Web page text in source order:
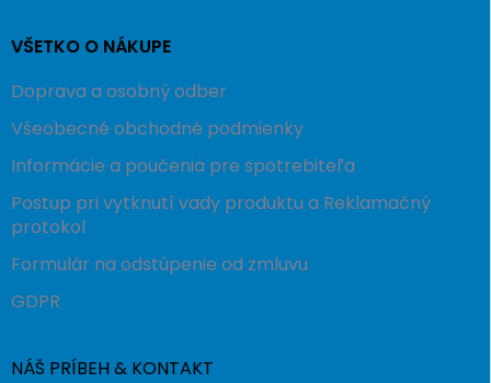
VŠETKO O NÁKUPE
Doprava a osobný odber
Všeobecné obchodné podmienky
Informácie a poučenia pre spotrebiteľa
Postup pri vytknutí vady produktu a Reklamačný
protokol
Formulár na odstúpenie od zmluvu
GDPR
NÁŠ PRÍBEH & KONTAKT